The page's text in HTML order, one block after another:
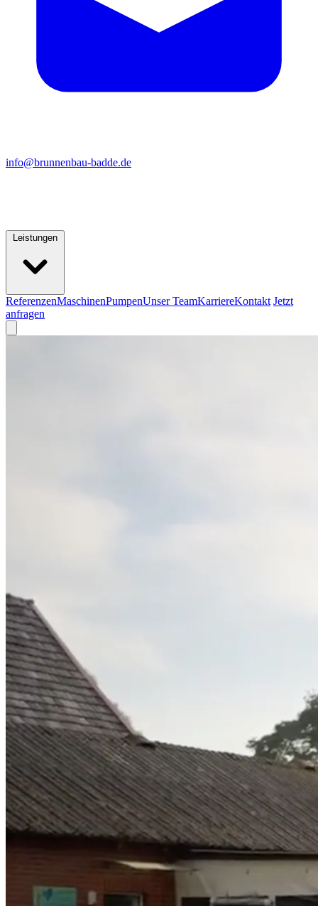
info@brunnenbau-badde.de
ReferenzenMaschinenPumpenUnser TeamKarriereKontakt Jetzt
anfragen